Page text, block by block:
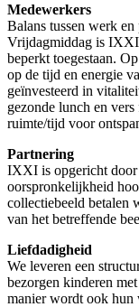
Medewerkers
Balans tussen werk
Vrijdagmiddag is
beperkt toegestaan.
op de tijd en energie
geïnvesteerd in
gezonde lunch en
ruimte/tijd voor
Partnering
IXXI is opgericht door
oorspronkelijkheid
collectiebeeld betalen
van het betreffende
Liefdadigheid
We leveren een
bezorgen kinderen
manier wordt ook hun